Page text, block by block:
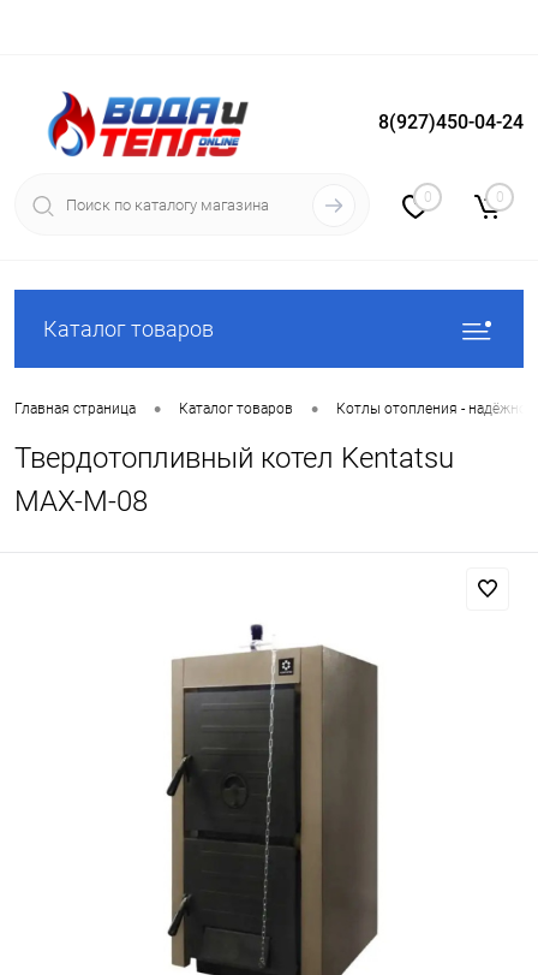
Вход Регистрация
8(927)450-04-24
0 0
Каталог товаров
Главная страница • Каталог товаров • Котлы отопления -
Твердотопливный котел Kentatsu
MAX-M-08